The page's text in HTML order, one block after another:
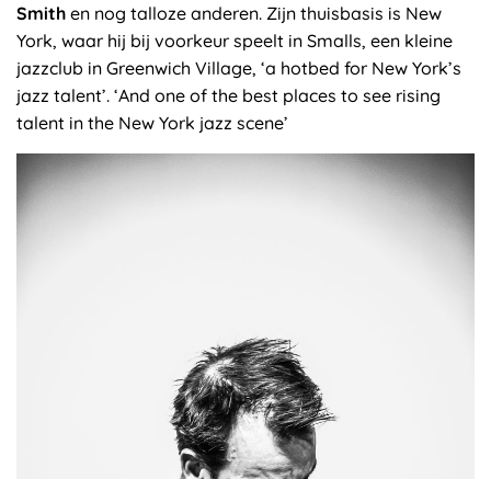
Smith en nog talloze anderen. Zijn thuisbasis is New
York, waar hij bij voorkeur speelt in Smalls, een kleine
jazzclub in Greenwich Village, ‘a hotbed for New York’s
jazz talent’. ‘And one of the best places to see rising
talent in the New York jazz scene’